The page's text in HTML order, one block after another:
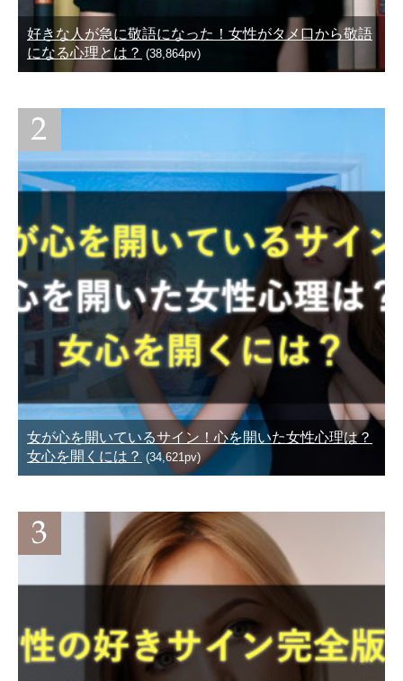
好きな人が急に敬語になった！女性がタメ口から敬語
になる心理とは？ (38,864pv)
女が心を開いているサイン！心を開いた女性心理は？
女心を開くには？ (34,621pv)